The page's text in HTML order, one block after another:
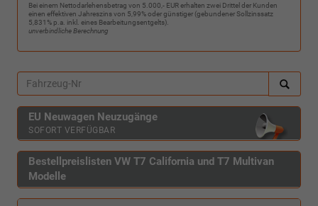
Bei einem Nettodarlehensbetrag von 5.000,- EUR erhalten zwei Drittel der Kunden
einen effektiven Jahreszins von 5,99% oder günstiger (gebundener Sollzinssatz
5,831% p.a. inkl. eines Bearbeitungsentgelts).
unverbindliche Berechnung
EU Neuwagen Neuzugänge
SOFORT VERFÜGBAR
Bestellpreislisten VW T7 California und T7 Multivan
Modelle